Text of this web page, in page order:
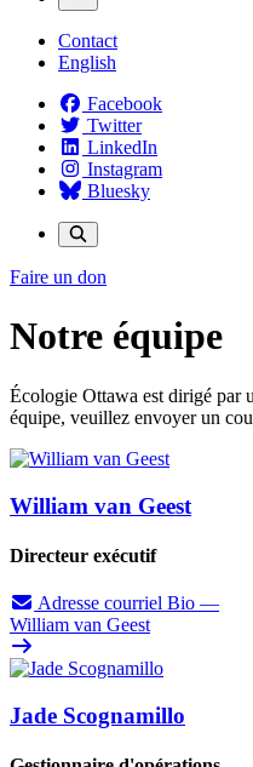
Contact
English
Facebook
Twitter
LinkedIn
Instagram
Bluesky
Faire un don
Notre équipe
Écologie Ottawa est dirigé par
équipe, veuillez envoyer un
William van Geest
Directeur exécutif
Adresse courriel Bio —
William van Geest
Jade Scognamillo